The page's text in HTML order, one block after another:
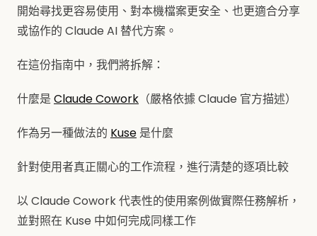
開始尋找更容易使用、對本機檔案更安全、也更適合分享
或協作的 Claude AI 替代方案。
在這份指南中，我們將拆解：
什麼是Claude Cowork （嚴格依據 Claude 官方描述）
作為另一種做法的 Kuse是什麼
針對使用者真正關心的工作流程，進行清楚的逐項比較
以 Claude Cowork 代表性的使用案例做實際任務解析，
並對照在 Kuse 中如何完成同樣工作